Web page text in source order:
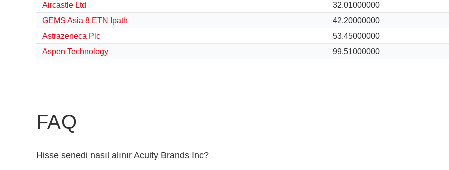
Aircastle Ltd
32.01000000
GEMS Asia 8 ETN Ipath
42.20000000
Astrazeneca Plc
53.45000000
Aspen Technology
99.51000000
FAQ
Hisse senedi nasıl alınır Acuity Brands Inc?